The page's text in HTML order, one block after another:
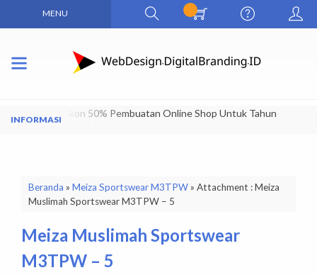
MENU
Dapatkan Diskon 50% Pembuatan Online Shop Untuk Tahun
Beranda » Meiza Sportswear M3TPW» Attachment : Meiza
Muslimah Sportswear M3TPW – 5
Meiza Muslimah Sportswear
M3TPW – 5